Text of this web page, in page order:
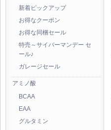
新着ピックアップ
お得なクーポン
お得な同梱セール
特売～サイバーマンデー セ
ール♪
ガレージセール
アミノ酸
BCAA
EAA
グルタミン